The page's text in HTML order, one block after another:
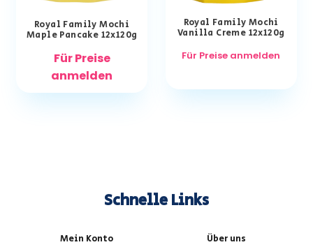
Royal Family Mochi
Maple Pancake 12x120g
Für Preise
anmelden
Royal Family Mochi
Vanilla Creme 12x120g
Für Preise anmelden
Schnelle Links
Mein Konto
Über uns